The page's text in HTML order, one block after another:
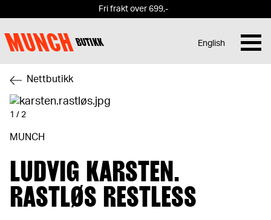
Hopp til innhold
Fri frakt over 699,-
MUNCH BUTIKK English
MUNCH
LUDVIG KARSTEN.
RASTLØS RESTLESS
Nettbutikk
1 / 2